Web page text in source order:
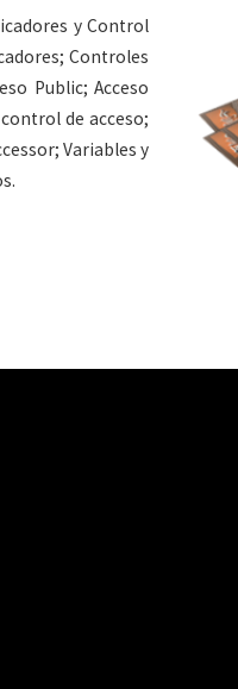
y Control
Controles
Public; Acceso
de acceso;
Variables y